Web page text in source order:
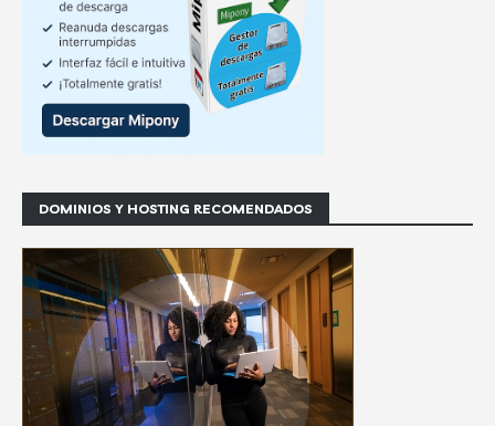
DOMINIOS Y HOSTING RECOMENDADOS